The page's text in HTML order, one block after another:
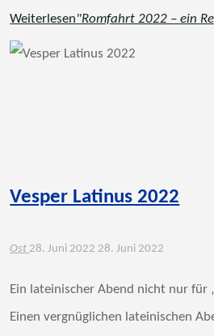
Weiterlesen"Romfahrt 2022 – ein
Vesper Latinus 2022
Ost 28. Juni 2022 28. Juni 2022
Ein lateinischer Abend nicht nur für
Einen vergnüglichen lateinischen